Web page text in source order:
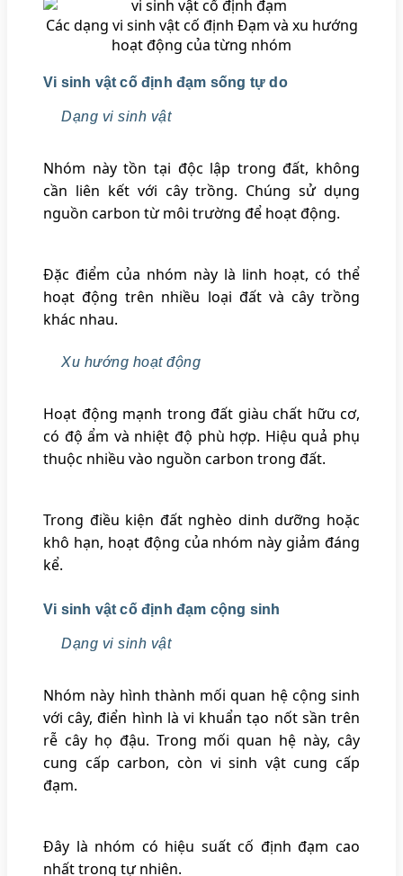
Các dạng vi sinh vật cố định Đạm và xu hướng
hoạt động của từng nhóm
Vi sinh vật cố định đạm sống tự do
Dạng vi sinh vật
Nhóm này tồn tại độc lập trong đất, không
cần liên kết với cây trồng. Chúng sử dụng
nguồn carbon từ môi trường để hoạt động.
Đặc điểm của nhóm này là linh hoạt, có thể
hoạt động trên nhiều loại đất và cây trồng
khác nhau.
Xu hướng hoạt động
Hoạt động mạnh trong đất giàu chất hữu cơ,
có độ ẩm và nhiệt độ phù hợp. Hiệu quả phụ
thuộc nhiều vào nguồn carbon trong đất.
Trong điều kiện đất nghèo dinh dưỡng hoặc
khô hạn, hoạt động của nhóm này giảm đáng
kể.
Vi sinh vật cố định đạm cộng sinh
Dạng vi sinh vật
Nhóm này hình thành mối quan hệ cộng sinh
với cây, điển hình là vi khuẩn tạo nốt sần trên
rễ cây họ đậu. Trong mối quan hệ này, cây
cung cấp carbon, còn vi sinh vật cung cấp
đạm.
Đây là nhóm có hiệu suất cố định đạm cao
nhất trong tự nhiên.